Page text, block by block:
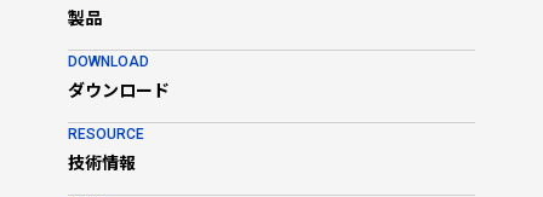
製品
DOWNLOAD
ダウンロード
RESOURCE
技術情報